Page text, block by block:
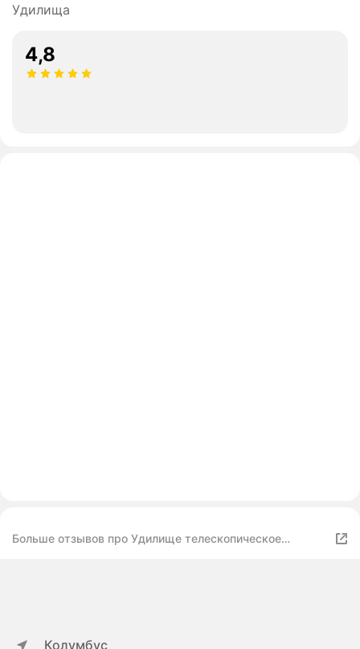
Удилища
4,8
Больше отзывов про Удилище телескопическое
Колумбус